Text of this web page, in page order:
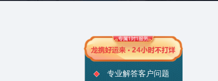
专业解答客户问题